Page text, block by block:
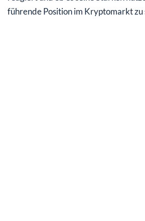
führende Position im Kryptomarkt zu